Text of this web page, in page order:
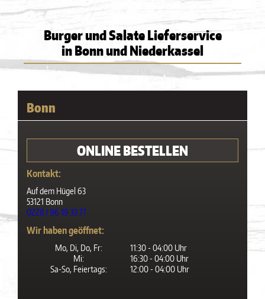
Burger und Salate Lieferservice
in Bonn und Niederkassel
Bonn
ONLINE BESTELLEN
Kontakt:
Auf dem Hügel 63
53121 Bonn
0228 / 96 19 33 77
Wir haben geöffnet:
Mo, Di, Do, Fr:
11:30 - 04:00 Uhr
Mi:
16:30 - 04:00 Uhr
Sa-So, Feiertags:
12:00 - 04:00 Uhr